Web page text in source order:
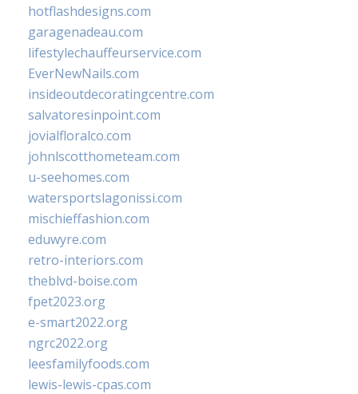
hotflashdesigns.com
garagenadeau.com
lifestylechauffeurservice.com
EverNewNails.com
insideoutdecoratingcentre.com
salvatoresinpoint.com
jovialfloralco.com
johnlscotthometeam.com
u-seehomes.com
watersportslagonissi.com
mischieffashion.com
eduwyre.com
retro-interiors.com
theblvd-boise.com
fpet2023.org
e-smart2022.org
ngrc2022.org
leesfamilyfoods.com
lewis-lewis-cpas.com